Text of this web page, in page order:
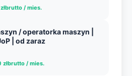
/ mies.
/ operatorka maszyn |
| od zaraz
/ mies.